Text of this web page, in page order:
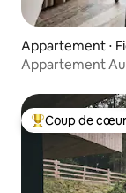
Appartement ⋅
Appartement
Coups de cœur
Coup de